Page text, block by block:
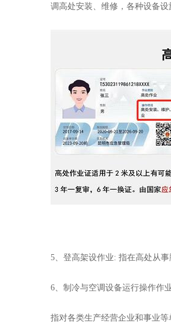
调高处安装、维修，各种设备
5、登高架设作业: 指在高处从
6、制冷与空调设备运行操作作业
指对各类生产经营企业和事业等